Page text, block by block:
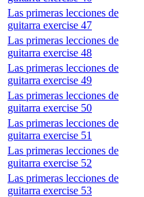
Las primeras lecciones de
guitarra exercise 47
Las primeras lecciones de
guitarra exercise 48
Las primeras lecciones de
guitarra exercise 49
Las primeras lecciones de
guitarra exercise 50
Las primeras lecciones de
guitarra exercise 51
Las primeras lecciones de
guitarra exercise 52
Las primeras lecciones de
guitarra exercise 53